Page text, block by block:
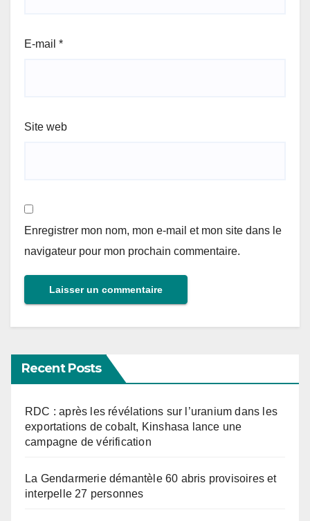
E-mail *
Site web
Enregistrer mon nom, mon e-mail et mon site dans le
navigateur pour mon prochain commentaire.
Recent Posts
RDC : après les révélations sur l’uranium dans les
exportations de cobalt, Kinshasa lance une
campagne de vérification
La Gendarmerie démantèle 60 abris provisoires et
interpelle 27 personnes